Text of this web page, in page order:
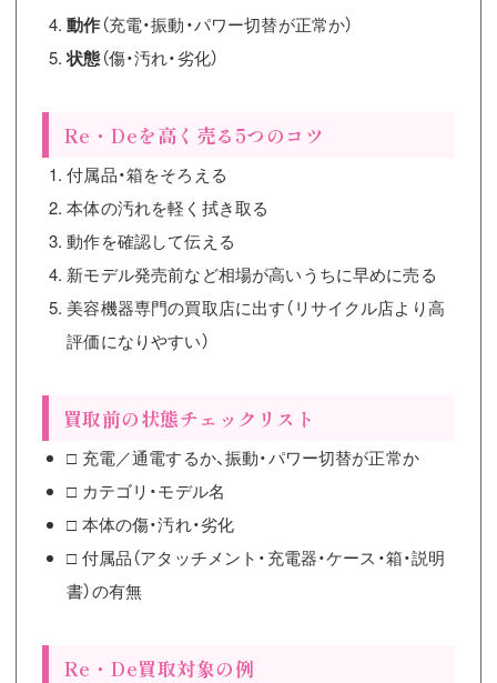
動作（充電・振動・パワー切替が正常か）
状態（傷・汚れ・劣化）
Re・Deを高く売る5つのコツ
付属品・箱をそろえる
本体の汚れを軽く拭き取る
動作を確認して伝える
新モデル発売前など相場が高いうちに早めに売る
美容機器専門の買取店に出す（リサイクル店より高
評価になりやすい）
買取前の状態チェックリスト
□ 充電／通電するか、振動・パワー切替が正常か
□ カテゴリ・モデル名
□ 本体の傷・汚れ・劣化
□ 付属品（アタッチメント・充電器・ケース・箱・説明
書）の有無
Re・De買取対象の例